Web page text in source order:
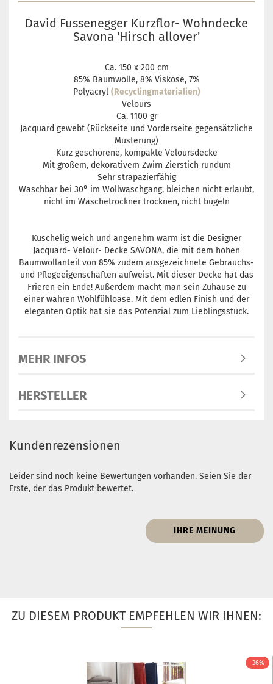
David Fussenegger Kurzflor- Wohndecke
Savona 'Hirsch allover'
Ca. 150 x 200 cm
85% Baumwolle, 8% Viskose, 7%
Polyacryl (Recyclingmaterialien)
Velours
Ca. 1100 gr
Jacquard gewebt (Rückseite und Vorderseite gegensätzliche
Musterung)
Kurz geschorene, kompakte Veloursdecke
Mit großem, dekorativem Zwirn Zierstich rundum
Sehr strapazierfähig
Waschbar bei 30° im Wollwaschgang, bleichen nicht erlaubt,
nicht im Wäschetrockner trocknen, nicht bügeln
Kuschelig weich und angenehm warm ist die Designer
Jacquard- Velour- Decke SAVONA, die mit dem hohen
Baumwollanteil von 85% zudem ausgezeichnete Gebrauchs-
und Pflegeeigenschaften aufweist. Mit dieser Decke hat das
Frieren ein Ende! Außerdem macht man sein Zuhause zu
einer wahren Wohlfühloase. Mit dem edlen Finish und der
eleganten Optik hat sie das Potenzial zum Lieblingsstück.
MEHR INFOS
HERSTELLER
Kundenrezensionen
Leider sind noch keine Bewertungen vorhanden. Seien Sie der
Erste, der das Produkt bewertet.
IHRE MEINUNG
ZU DIESEM PRODUKT EMPFEHLEN WIR IHNEN:
-36%